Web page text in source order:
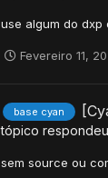
use algum do dxp
Fevereiro 11,
base cyan
tópico
sem source ou